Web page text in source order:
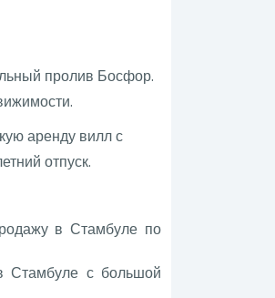
пролив Босфор.
аренду вилл с
отпуск.
в Стамбуле по
Стамбуле с большой